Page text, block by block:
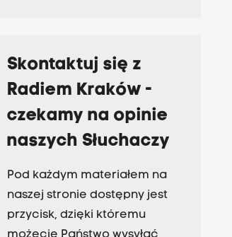
Skontaktuj się z
Radiem Kraków -
czekamy na opinie
naszych Słuchaczy
Pod każdym materiałem na
naszej stronie dostępny jest
przycisk, dzięki któremu